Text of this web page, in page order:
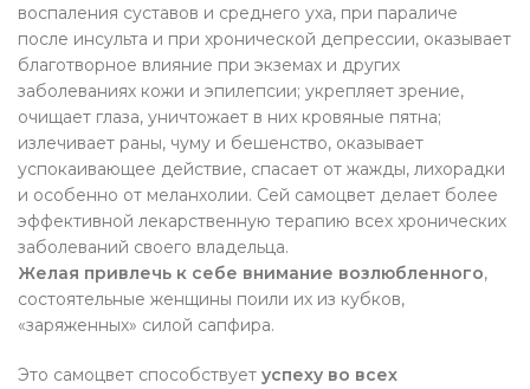
воспаления суставов и среднего уха, при параличе
после инсульта и при хронической депрессии, оказывает
благотворное влияние при экземах и других
заболеваниях кожи и эпилепсии; укрепляет зрение,
очищает глаза, уничтожает в них кровяные пятна;
излечивает раны, чуму и бешенство, оказывает
успокаивающее действие, спасает от жажды, лихорадки
и особенно от меланхолии. Сей самоцвет делает более
эффективной лекарственную терапию всех хронических
заболеваний своего владельца.
Желая привлечь к себе внимание возлюбленного,
состоятельные женщины поили их из кубков,
«заряженных» силой сапфира.
Это самоцвет способствует успеху во всех